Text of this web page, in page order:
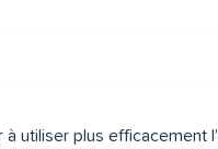
utiliser plus efficacement